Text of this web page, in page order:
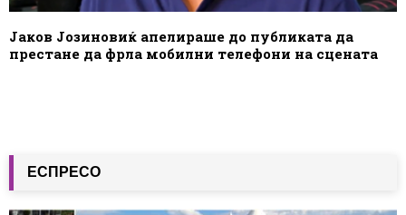
Јаков Јозиновиќ апелираше до публиката да
престане да фрла мобилни телефони на сцената
ЕСПРЕСО